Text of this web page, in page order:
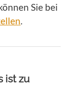
Sie bei
.
ist zu